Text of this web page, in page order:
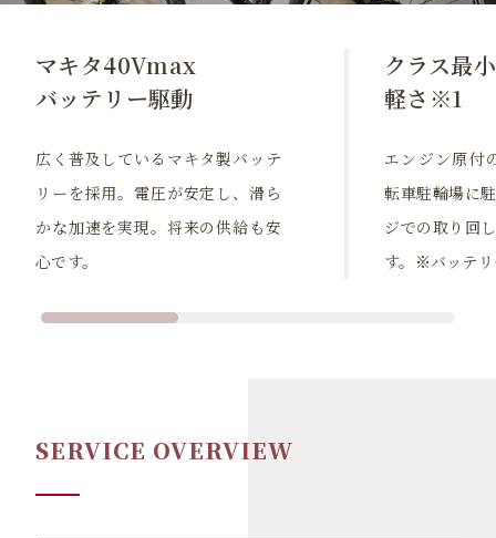
マキタ40Vmax
バッテリー駆動
広く普及しているマキタ製バッテ
リーを採用。電圧が安定し、滑ら
かな加速を実現。将来の供給も安
心です。
クラス最
軽さ※1
エンジン原付
転車駐輪場に
ジでの取り回
す。※バッテ
SERVICE OVERVIEW